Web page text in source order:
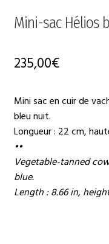
Mini-sac Hélios
235,00€
Mini sac en cuir de
bleu nuit.
Longueur : 22 cm,
••
Vegetable-tanned
blue.
Length : 8.66 in,